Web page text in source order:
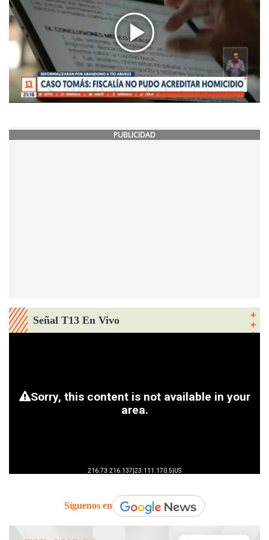
PUBLICIDAD
Señal T13 En Vivo
Síguenos en